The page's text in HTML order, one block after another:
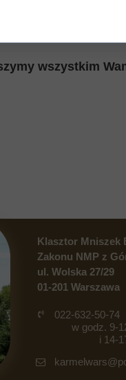
wszystkim
022-632-50-74
w godz. 9-
i 14-
Klasztor Mniszek
Zakonu NMP z
ul. Wolska 27/29
01-201 Warszawa